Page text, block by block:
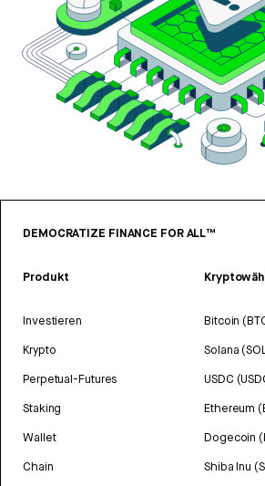
DEMOCRATIZE FINANCE FOR ALL™
Produkt
Investieren
Krypto
Perpetual-Futures
Staking
Wallet
Chain
Bitcoin
Solana
USDC
Ethereum
Dogecoin
Shiba Inu